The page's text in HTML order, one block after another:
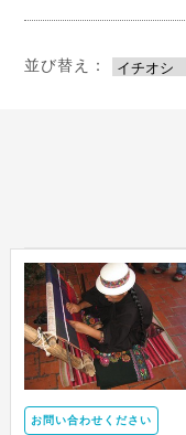
並び替え：
お問い合わせください